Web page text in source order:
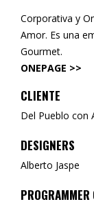
Corporativa y
Amor. Es una
Gourmet.
ONEPAGE >>
CLIENTE
Del Pueblo con
DESIGNERS
Alberto Jaspe
PROGRAMMER